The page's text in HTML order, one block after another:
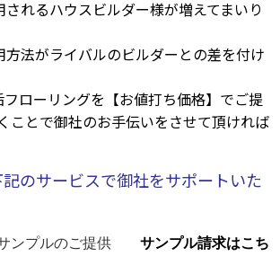
されるハウスビルダー様が増えてまいり
方法がライバルのビルダーとの差を付け
フローリングを【お値打ち価格】でご提
ことで御社のお手伝いをさせて頂ければ
のサービスで御社をサポートいた
ンプルのご提供
サンプル請求はこち